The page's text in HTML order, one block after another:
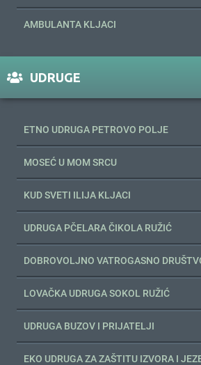
AMBULANTA KLJACI
UDRUGE
ETNO UDRUGA PETROVO POLJE
MOSEĆ U MOM SRCU
KUD SVETI ILIJA KLJACI
UDRUGA PČELARA ČIKOLA RUŽIĆ
DOBROVOLJNO VATROGASNO
LOVAČKA UDRUGA SOKOL RUŽIĆ
UDRUGA BUZOV I PRIJATELJI
EKO UDRUGA ZA ZAŠTITU IZVORA I